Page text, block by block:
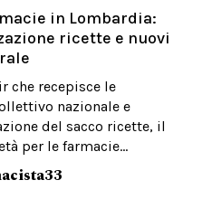
in Lombardia:
ricette e nuovi
che recepisce le
nazionale e
del sacco ricette, il
per le farmacie...